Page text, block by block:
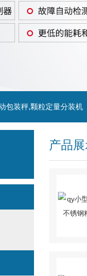
包装秤,颗粒定量分装机
产品